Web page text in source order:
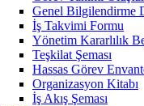
Genel Bilgilendirme
İş Takvimi Formu
Yönetim Kararlılık
Teşkilat Şeması
Hassas Görev
Organizasyon Kitabı
İş Akış Şeması